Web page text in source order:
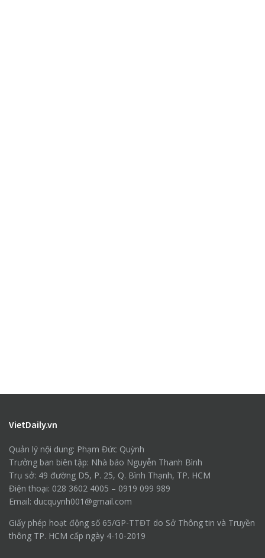
VietDaily.vn
Quản lý nội dung: Phạm Đức Quỳnh
Trưởng ban biên tập: Nhà báo Nguyễn Thanh Bình
Trụ sở: 49 đường D5, P. 25, Q. Bình Thạnh, TP. HCM
Điện thoại: 028 3602 4005 – 0919 099 989
Email: ducquynh001@gmail.com
Giấy phép hoạt động số 65/GP-TTĐT do Sở Thông tin và Truyền
thông TP. HCM cấp ngày 4-10-2019